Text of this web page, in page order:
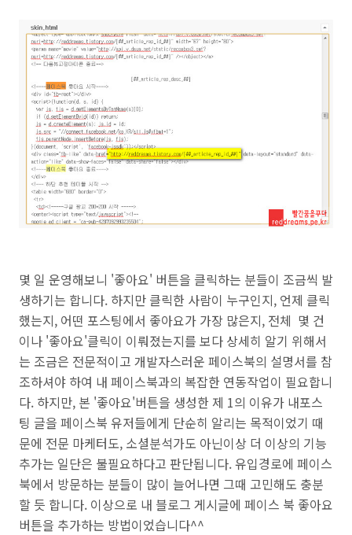
몇 일 운영해보니 '좋아요' 버튼을 클릭하는 분들이 조금씩 발
생하기는 합니다. 하지만 클릭한 사람이 누구인지, 언제 클릭
했는지, 어떤 포스팅에서 좋아요가 가장 많은지, 전체 몇 건
이나 '좋아요'클릭이 이뤄졌는지를 보다 상세히 알기 위해서
는 조금은 전문적이고 개발자스러운 페이스북의 설명서를 참
조하셔야 하여 내 페이스북과의 복잡한 연동작업이 필요합니
다. 하지만, 본 '좋아요'버튼을 생성한 제 1의 이유가 내포스
팅 글을 페이스북 유저들에게 단순히 알리는 목적이었기 때
문에 전문 마케터도, 소셜분석가도 아닌이상 더 이상의 기능
추가는 일단은 불필요하다고 판단됩니다. 유입경로에 페이스
북에서 방문하는 분들이 많이 늘어나면 그때 고민해도 충분
할 듯 합니다. 이상으로 내 블로그 게시글에 페이스 북 좋아요
버튼을 추가하는 방법이었습니다^^